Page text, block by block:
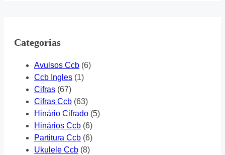
Categorias
Avulsos Ccb (6)
Ccb Ingles (1)
Cifras (67)
Cifras Ccb (63)
Hinário Cifrado (5)
Hinários Ccb (6)
Partitura Ccb (6)
Ukulele Ccb (8)